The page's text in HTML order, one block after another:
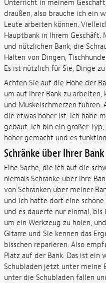
Unterricht in meinem
draußen, also brauche ich ein
Leute arbeiten können.
Hauptbank in Ihrem Geschäft.
und nützlichen Bank, die
Halten von Dingen,
Es ist nützlich für Sie, Dinge
Achten Sie auf die Höhe der
um auf Ihrer Bank zu arbeiten,
und Muskelschmerzen führen.
die etwas höher ist. Ich habe
gebaut. Ich bin ein großer
höher gemacht und es
Schränke über Ihrer Bank
Eine Sache, die ich auf die
niemals Schränke über Ihre
von Schränken über meiner
und ich hatte dort eine
und es dauerte nur einmal,
um ein Werkzeug zu holen,
Gitarre und Sie kennen das
bisschen reparieren. Also
Platz auf der Bank. Das ist ein
Schubladen jetzt unter meine
unter die Schubladen fallen